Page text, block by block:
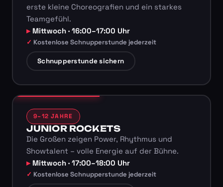
erste kleine Choreografien und ein starkes
Teamgefühl.
Mittwoch · 16:00–17:00 Uhr
Kostenlose Schnupperstunde jederzeit
Schnupperstunde sichern
9–12 JAHRE
JUNIOR ROCKETS
Die Großen zeigen Power, Rhythmus und
Showtalent – volle Energie auf der Bühne.
Mittwoch · 17:00–18:00 Uhr
Kostenlose Schnupperstunde jederzeit